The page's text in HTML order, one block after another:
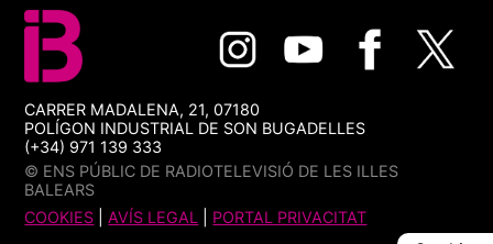
CARRER MADALENA, 21, 07180
POLÍGON INDUSTRIAL DE SON BUGADELLES
(+34) 971 139 333
© ENS PÚBLIC DE RADIOTELEVISIÓ DE LES ILLES
BALEARS
COOKIES |AVÍS LEGAL PORTAL PRIVACITAT